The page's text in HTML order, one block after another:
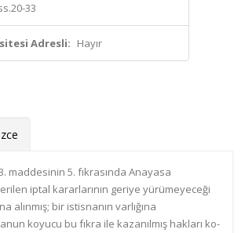
33
Adresli: Hayır
maddesinin 5. fıkrasında Anayasa
iptal kararlarının geriye yürümeyeceği
alınmış; bir istisnanın varlığına
koyucu bu fıkra ile kazanılmış hakları ko-